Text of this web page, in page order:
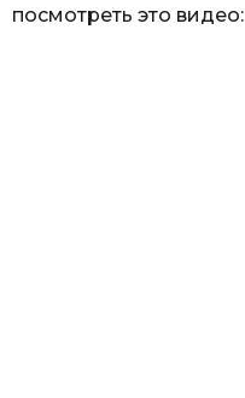
посмотреть это видео: